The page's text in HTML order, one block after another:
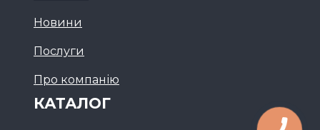
Новини
Послуги
Про компанію
КАТАЛОГ